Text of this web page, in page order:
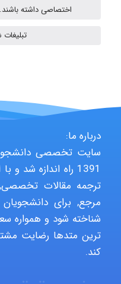
اختصاصی داشته
درباره ما:
سایت تخصصی
1391 راه اندازه
ترجمه مقالات
مرجع, برای
شناخته شود و همواره
ترین متدها رضایت
کند.